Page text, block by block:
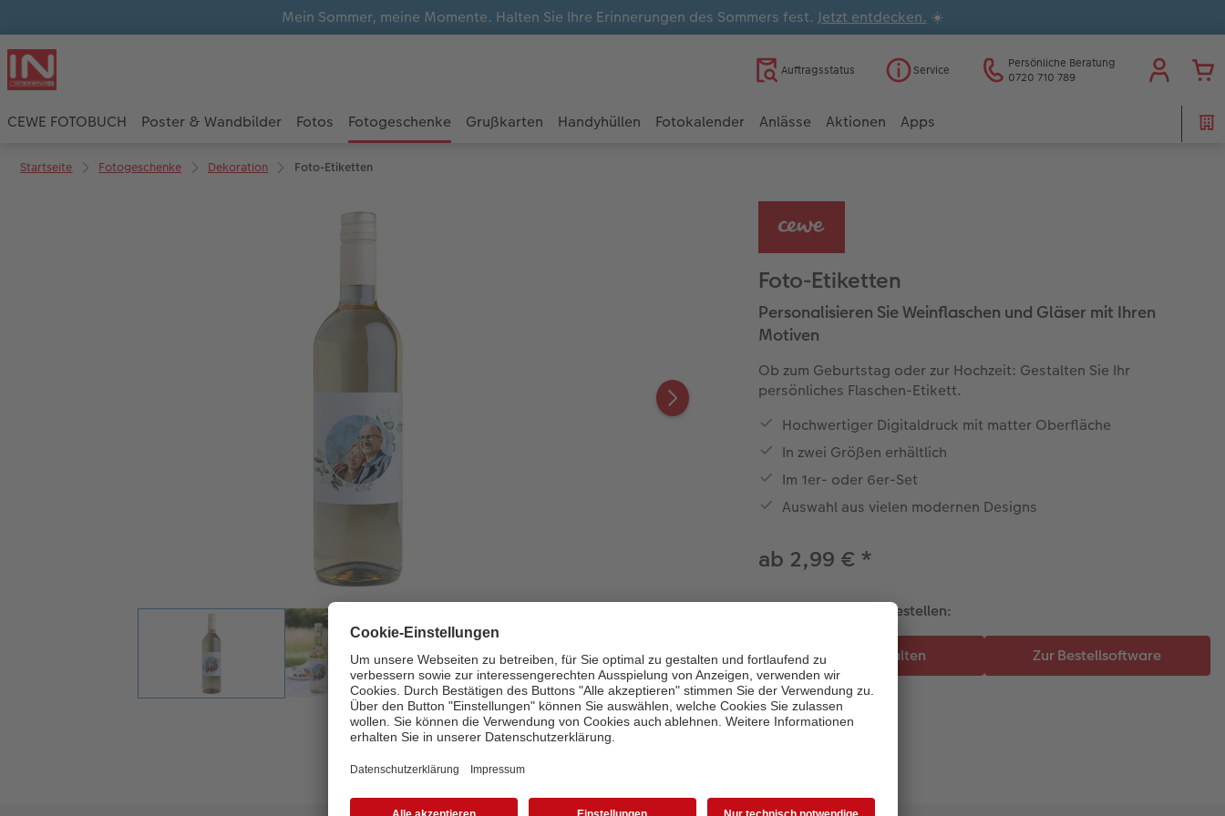
Mein Sommer, meine Momente. Halten Sie Ihre Erinnerungen des Sommers fest. Jetzt entdecken. ☀️
Auftragsstatus Service
Persönliche Beratung
0720 710 789
CEWE FOTOBUCH Poster & Wandbilder Fotos Fotogeschenke Grußkarten Handyhüllen Fotokalender Anlässe Aktionen Apps
Startseite Fotogeschenke Dekoration Foto-Etiketten
Foto-Etiketten
Personalisieren Sie Weinflaschen und Gläser mit Ihren
Motiven
Ob zum Geburtstag oder zur Hochzeit: Gestalten Sie Ihr
persönliches Flaschen-Etikett.
Hochwertiger Digitaldruck mit matter Oberfläche
In zwei Größen erhältlich
Im 1er- oder 6er-Set
Auswahl aus vielen modernen Designs
ab 2,99 € *
Jetzt gestalten und bestellen: